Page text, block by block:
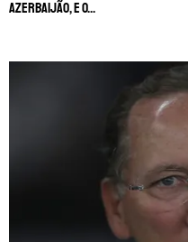
Azerbaijão, e o...